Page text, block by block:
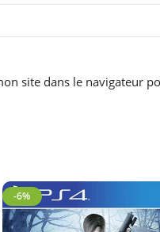
site dans le navigateur
-6%